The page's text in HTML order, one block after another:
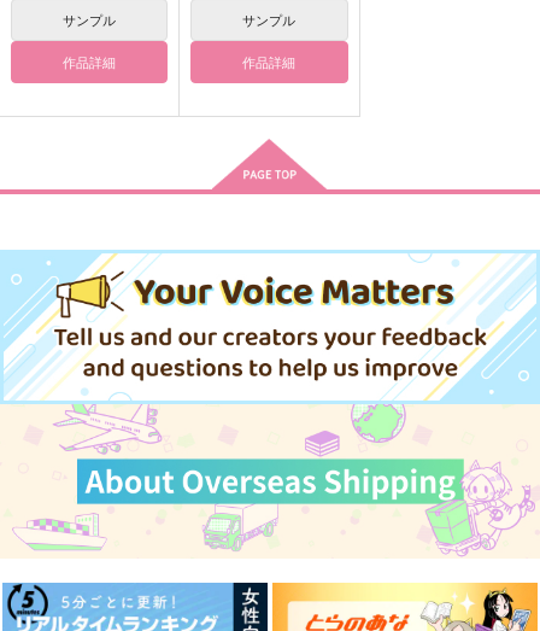
うずまきビーツ
九条天×小鳥遊紡
サンプル
作品詳細
こりゅうくんとごけく
んと
サンプル
作品詳細
こめぴの杜
山姥切長義×後家兼光
サンプル
作品詳細
サンプル
作品詳細
サンプル
作品詳細